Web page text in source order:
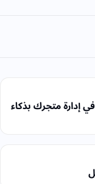
إدارة متجرك بذكاء